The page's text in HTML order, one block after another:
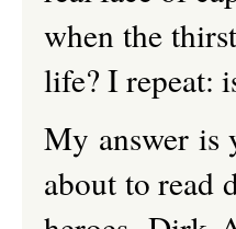
when the
life? I repeat:
My answer is
about to read